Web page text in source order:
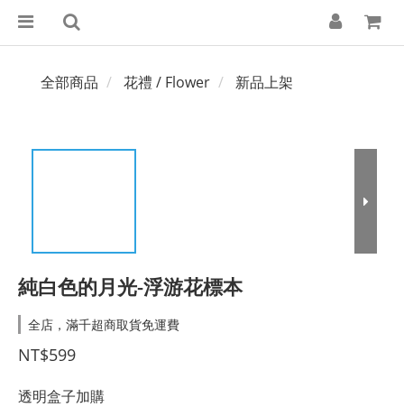
全部商品 花禮 / Flower 新品上架
純白色的月光-浮游花標本
全店，滿千超商取貨免運費
NT$599
透明盒子加購